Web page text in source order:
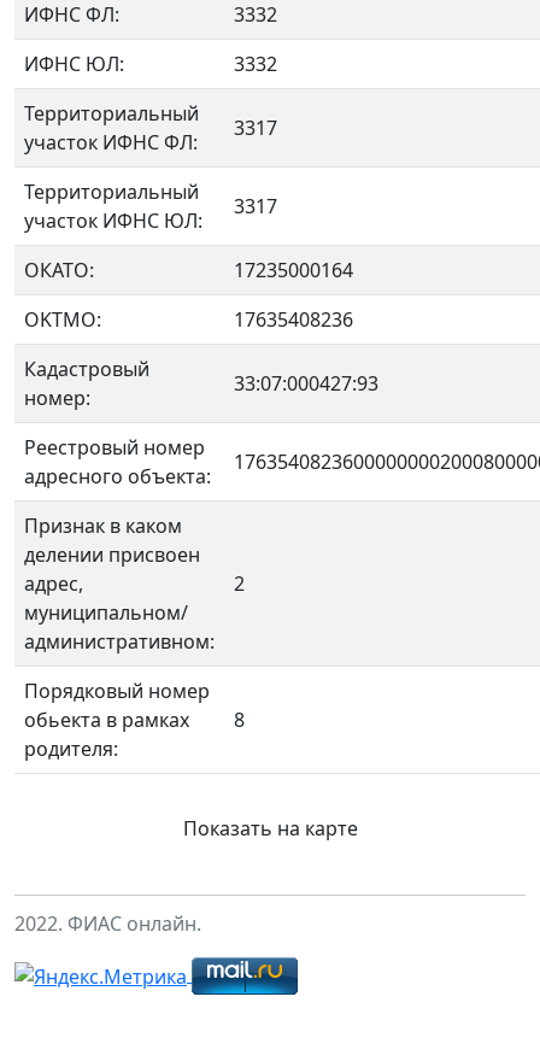
ИФНС ФЛ:
3332
ИФНС ЮЛ:
3332
Территориальный
участок ИФНС ФЛ:
3317
Территориальный
участок ИФНС ЮЛ:
3317
ОКАТО:
17235000164
OKTMO:
17635408236
Кадастровый
номер:
33:07:000427:93
Реестровый номер
адресного объекта:
Признак в каком
делении присвоен
адрес,
муниципальном/
административном:
2
Порядковый номер
обьекта в рамках
родителя:
8
Показать на карте
2022. ФИАС онлайн.